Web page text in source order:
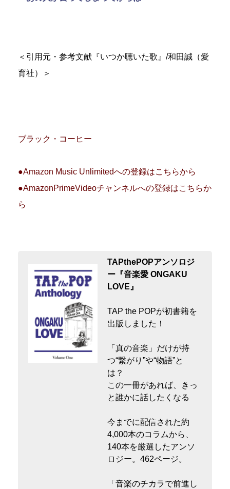
＜引用元・参考文献『いつか聴いた歌』/和田誠（愛
育社）＞
ブラック・コーヒー
●Amazon Music Unlimitedへの登録はこちらから
●AmazonPrimeVideoチャンネルへの登録はこちらか
ら
TAPthePOPアンソロジ
ー『音楽愛 ONGAKU
LOVE』
TAP the POPが初書籍を
出版しました！
「真の音楽」だけが持
つ“繋がり”や“物語”と
は？
この一冊があれば、きっ
と誰かに話したくなる
今までに配信された約
4,000本のコラムから、
140本を厳選したアンソ
ロジー。462ページ。
「音楽のチカラで前進し